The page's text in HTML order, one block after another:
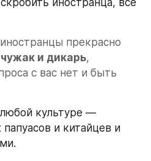
иностранца, все
прекрасно
чужак и дикарь,
с вас нет и быть
любой культуре —
папуасов и китайцев и